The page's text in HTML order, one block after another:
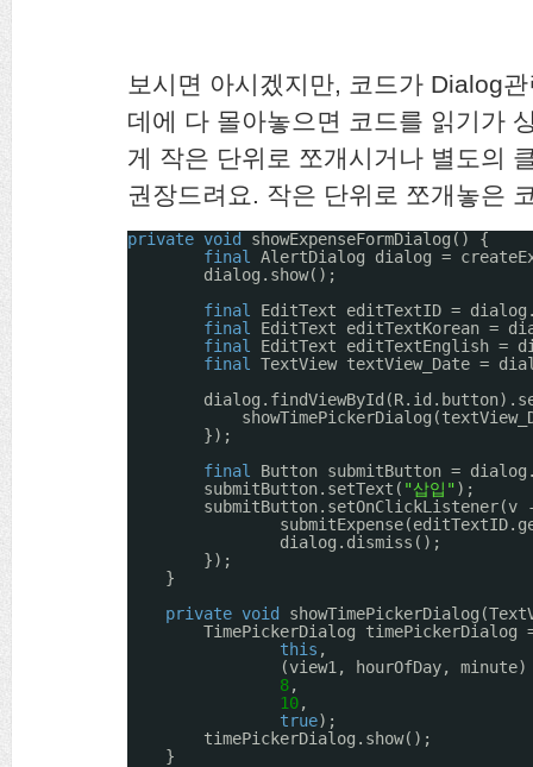
보시면 아시겠지만, 코드가 Dialog
데에 다 몰아놓으면 코드를 읽기가
게 작은 단위로 쪼개시거나 별도의
권장드려요. 작은 단위로 쪼개놓은
private void
showExpenseFormDialog() {
final
AlertDialog dialog =
dialog.show();
final
EditText editTextID =
final
EditText editTextKorean =
final
EditText editTextEnglish =
final
TextView textView_Date =
});
final
Button submitButton =
submitButton.setText( "삽입");
submitButton.setOnClickListener(v
dialog.dismiss();
});
}
private void
TimePickerDialog timePickerDialog
this ,
(view1, hourOfDay,
8,
10,
true);
timePickerDialog.show();
}